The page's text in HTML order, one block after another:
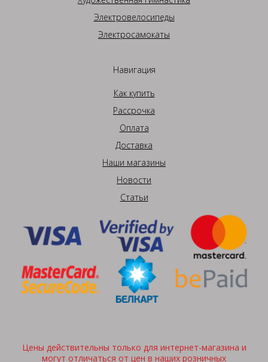
Электровелосипеды
Электросамокаты
Навигация
Как купить
Рассрочка
Оплата
Доставка
Наши магазины
Новости
Статьи
Цены действительны только для интернет-магазина и
могут отличаться от цен в наших розничных